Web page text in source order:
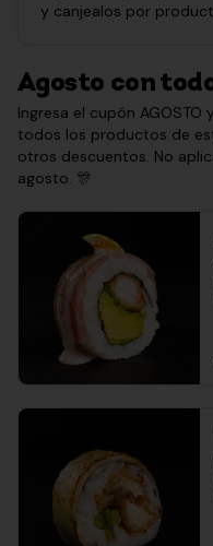
y canjealos por
Agosto con
Ingresa el cupón
todos los productos de
otros descuentos. No
agosto. 🎊